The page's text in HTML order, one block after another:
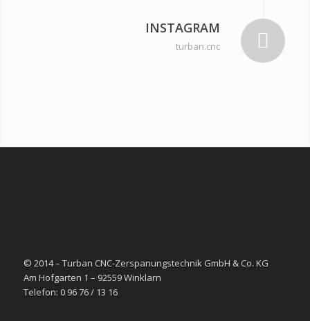
INSTAGRAM
turban.cnc
© 2014 – Turban CNC-Zerspanungstechnik GmbH & Co. KG
Am Hofgarten 1 – 92559 Winklarn
Telefon: 0 96 76 / 13 16